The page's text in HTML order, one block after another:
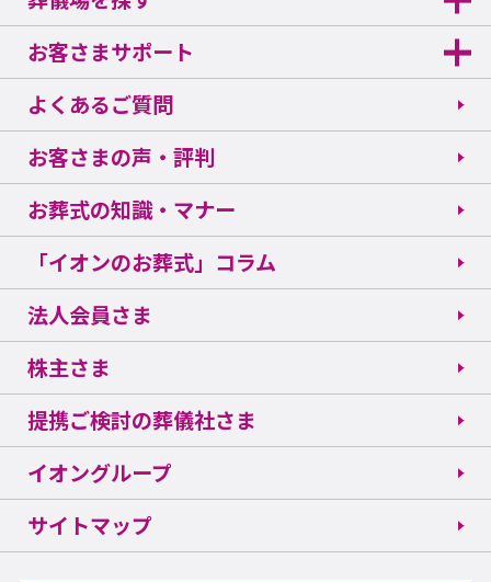
お客さまサポート
よくあるご質問
お客さまの声・評判
お葬式の知識・マナー
「イオンのお葬式」コラム
法人会員さま
株主さま
提携ご検討の葬儀社さま
イオングループ
サイトマップ